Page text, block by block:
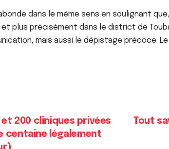
dans le même sens en soulignant
plus précisément dans le district de
mais aussi le dépistage précoce.
Tout
et 200 cliniques privées
centaine légalement